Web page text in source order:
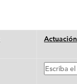
Actuación
Texto
a